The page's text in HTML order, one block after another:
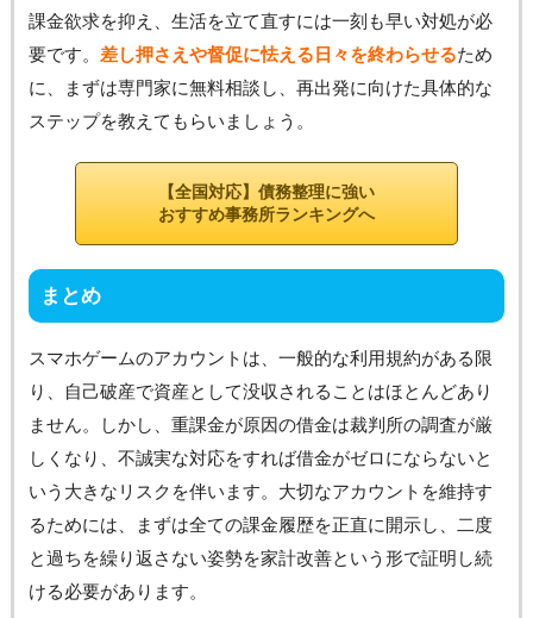
課金欲求を抑え、生活を立て直すには一刻も早い対処が必
要です。 差し押さえや督促に怯える日々を終わらせるため
に、まずは専門家に無料相談し、再出発に向けた具体的な
ステップを教えてもらいましょう。
【全国対応】債務整理に強い
おすすめ事務所ランキングへ
まとめ
スマホゲームのアカウントは、一般的な利用規約がある限
り、自己破産で資産として没収されることはほとんどあり
ません。しかし、重課金が原因の借金は裁判所の調査が厳
しくなり、不誠実な対応をすれば借金がゼロにならないと
いう大きなリスクを伴います。大切なアカウントを維持す
るためには、まずは全ての課金履歴を正直に開示し、二度
と過ちを繰り返さない姿勢を家計改善という形で証明し続
ける必要があります。